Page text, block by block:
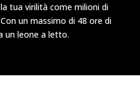
tua virilità come milioni di
un massimo di 48 ore di
un leone a letto.